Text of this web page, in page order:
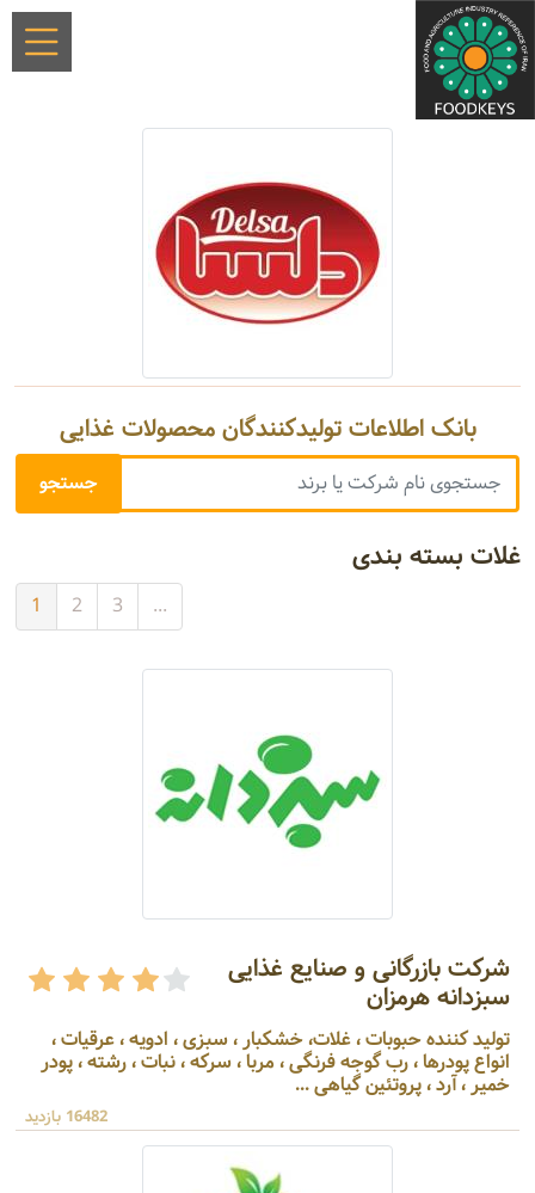
بانک اطلاعات تولیدکنندگان محصولات غذایی
غلات بسته بندی
1 2 3 ...
شرکت بازرگانی و صنایع غذایی
سبزدانه هرمزان
تولید کننده حبوبات ، غلات، خشکبار ، سبزی ، ادویه ، عرقیات ،
انواع پودرها ، رب گوجه فرنگی ، مربا ، سرکه ، نبات ، رشته ، پودر
خمیر ، آرد ، پروتئین گیاهی ...
16482 بازدید